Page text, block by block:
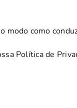
como
Política de